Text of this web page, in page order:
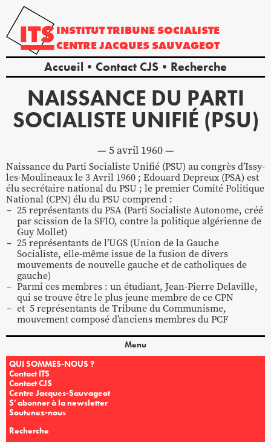
INSTITUTTRIBUNE SOCIALISTE
CENTREJACQUES SAUVAGEOT
Accueil Contact CJS Recherche
NAISSANCE DU PARTI
SOCIALISTE UNIFIÉ (PSU)
5 avril 1960
Naissance du Parti Socialiste Unifié (PSU) au congrès d’Issy-
les-Moulineaux le 3 Avril 1960 ; Edouard Depreux (PSA) est
élu secrétaire national du PSU ; le premier Comité Politique
National (CPN) élu du PSU comprend :
25 représentants du PSA (Parti Socialiste Autonome, créé
par scission de la SFIO, contre la politique algérienne de
Guy Mollet)
25 représentants de l’UGS (Union de la Gauche
Socialiste, elle-même issue de la fusion de divers
mouvements de nouvelle gauche et de catholiques de
gauche)
Parmi ces membres : un étudiant, Jean-Pierre Delaville,
qui se trouve être le plus jeune membre de ce CPN
et 5 représentants de Tribune du Communisme,
mouvement composé d’anciens membres du PCF
Menu
QUI SOMMES-NOUS ?
Contact ITS
Contact CJS
Centre Jacques-Sauvageot
S’abonner à la newsletter
Soutenez-nous
Recherche